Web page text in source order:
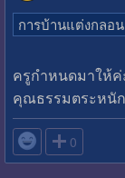
การบ้านแต่งกลอน
ครูกำหนดมาให้
คุณธรรมตระหนั
 0